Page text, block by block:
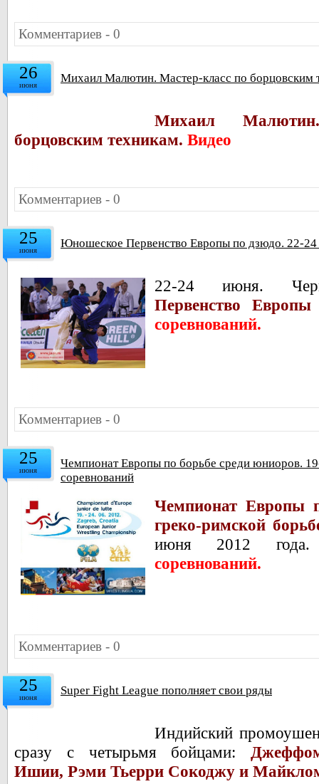
Комментариев - 0
26
июня Михаил Малютин. Мастер-класс по борцовским
Михаил
борцовским техникам. Видео
Комментариев - 0
25
июня Юношеское Первенство Европы по дзюдо. 22-24
22-24 июня.
Первенство
соревнований.
Комментариев - 0
25
июня
Чемпионат Европы по борьбе среди юниоров.
соревнований
Чемпионат Европы
греко-римской
июня 2012 года.
соревнований.
Комментариев - 0
25
июня Super Fight League пополняет свои ряды
Индийский
сразу с четырьмя бойцами:
Ишии, Рэми Тьерри Сокоджу и